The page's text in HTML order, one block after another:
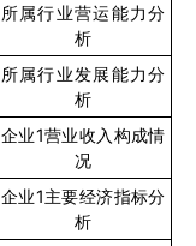
所属行业营运能力分
析
所属行业发展能力分
析
企业1营业收入构成情
况
企业1主要经济指标分
析